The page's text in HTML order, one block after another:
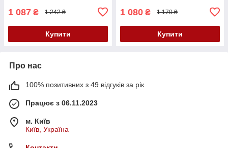
1 087 ₴ 1 242 ₴
Купити
1 080 ₴ 1 170 ₴
Купити
Про нас
100% позитивних з 49 відгуків за рік
Працює з 06.11.2023
м. Київ
Київ, Україна